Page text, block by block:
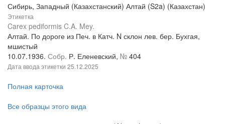
Сибирь, Западный (Казахстанский) Алтай (S2a) (Казахстан)
Этикетка
Carex pediformis C.A. Mey.
Алтай. По дороге из Печ. в Катч. N склон лев. бер. Бухгая,
мшистый
10.07.1936. Собр. Р. Еленевский, № 404
Дата ввода этикетки 25.12.2025
Полная карточка
Все образцы этого вида